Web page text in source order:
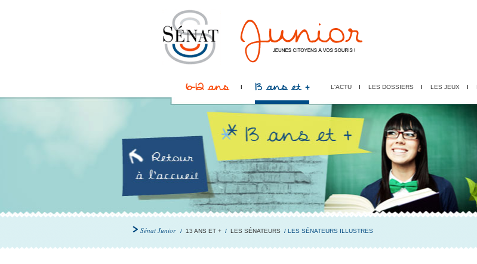
6-12 ans 13 ans et + L'ACTU LES DOSSIERS LES JEUX
Sénat Junior / 13 ANS ET + / LES SÉNATEURS / LES SÉNATEURS ILLUSTRES